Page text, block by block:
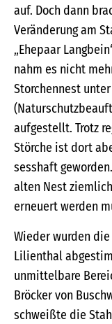
auf. Doch dann
Veränderung am
„Ehepaar
nahm es nicht
Storchennest
aufgestellt. Trotz
Störche ist dort
sesshaft
alten Nest
erneuert werden
Wieder wurden
Lilienthal
unmittelbare
Bröcker von
schweißte die